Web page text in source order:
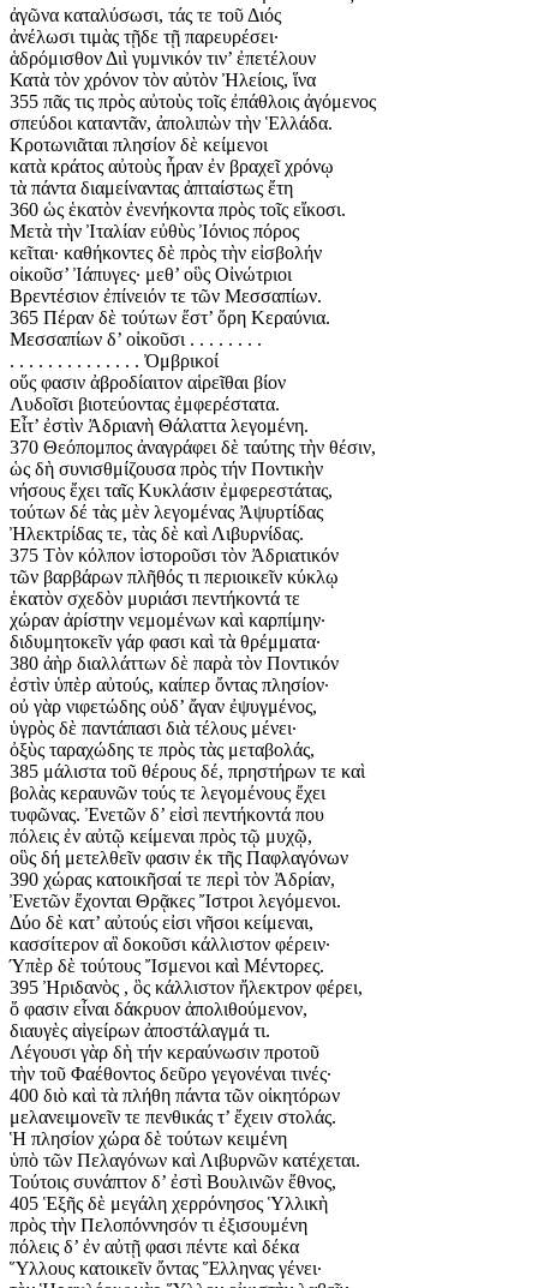
ἀγῶνα καταλύσωσι, τάς τε τοῦ Διός
ἀνέλωσι τιμὰς τῇδε τῇ παρευρέσει·
ἁδρόμισθον Διὶ γυμνικόν τιν’ ἐπετέλουν
Κατὰ τὸν χρόνον τὸν αὐτὸν Ἠλείοις, ἵνα
355 πᾶς τις πρὸς αὐτοὺς τοῖς ἐπάθλοις ἀγόμενος
σπεύδοι καταντᾶν, ἀπολιπὼν τὴν Ἑλλάδα.
Κροτωνιᾶται πλησίον δὲ κείμενοι
κατὰ κράτος αὐτοὺς ἦραν ἐν βραχεῖ χρόνῳ
τὰ πάντα διαμείναντας ἀπταίστως ἔτη
360 ὡς ἑκατὸν ἐνενήκοντα πρὸς τοῖς εἴκοσι.
Μετὰ τὴν Ἰταλίαν εὐθὺς Ἰόνιος πόρος
κεῖται· καθήκοντες δὲ πρὸς τὴν εἰσβολήν
οἰκοῦσ’ Ἰάπυγες· μεθ’ οὓς Οἰνώτριοι
Βρεντέσιον ἐπίνειόν τε τῶν Μεσσαπίων.
365 Πέραν δὲ τούτων ἔστ’ ὄρη Κεραύνια.
Μεσσαπίων δ’ οἰκοῦσι . . . . . . . .
. . . . . . . . . . . . . . Ὀμβρικοί
οὕς φασιν ἀβροδίαιτον αἱρεῖθαι βίον
Λυδοῖσι βιοτεύοντας ἐμφερέστατα.
Εἶτ’ ἐστὶν Ἀδριανὴ Θάλαττα λεγομένη.
370 Θεόπομπος ἀναγράφει δὲ ταύτης τὴν θέσιν,
ὡς δὴ συνισθμίζουσα πρὸς τήν Ποντικὴν
νήσους ἔχει ταῖς Κυκλάσιν ἐμφερεστάτας,
τούτων δέ τὰς μὲν λεγομένας Ἀψυρτίδας
Ἠλεκτρίδας τε, τὰς δὲ καὶ Λιβυρνίδας.
375 Τὸν κόλπον ἱστοροῦσι τὸν Ἀδριατικόν
τῶν βαρβάρων πλῆθός τι περιοικεῖν κύκλῳ
ἑκατὸν σχεδὸν μυριάσι πεντήκοντά τε
χώραν ἀρίστην νεμομένων καὶ καρπίμην·
διδυμητοκεῖν γάρ φασι καὶ τὰ θρέμματα·
380 ἀὴρ διαλλάττων δὲ παρὰ τὸν Ποντικόν
ἐστὶν ὑπὲρ αὐτούς, καίπερ ὄντας πλησίον·
οὐ γὰρ νιφετώδης οὐδ’ ἄγαν ἐψυγμένος,
ὑγρὸς δὲ παντάπασι διὰ τέλους μένει·
ὀξὺς ταραχώδης τε πρὸς τὰς μεταβολάς,
385 μάλιστα τοῦ θέρους δέ, πρηστήρων τε καὶ
βολὰς κεραυνῶν τούς τε λεγομένους ἔχει
τυφῶνας. Ἐνετῶν δ’ εἰσὶ πεντήκοντά που
πόλεις ἐν αὐτῷ κείμεναι πρὸς τῷ μυχῷ,
οὓς δή μετελθεῖν φασιν ἐκ τῆς Παφλαγόνων
390 χώρας κατοικῆσαί τε περὶ τὸν Ἀδρίαν,
Ἐνετῶν ἔχονται Θρᾷκες Ἴστροι λεγόμενοι.
Δύο δὲ κατ’ αὐτούς εἰσι νῆσοι κείμεναι,
κασσίτερον αἳ δοκοῦσι κάλλιστον φέρειν·
Ύπὲρ δὲ τούτους Ἴσμενοι καὶ Μέντορες.
395 Ἠριδανὸς , ὃς κάλλιστον ἤλεκτρον φέρει,
ὅ φασιν εἶναι δάκρυον ἀπολιθούμενον,
διαυγὲς αἰγείρων ἀποστάλαγμά τι.
Λέγουσι γὰρ δὴ τήν κεραύνωσιν προτοῦ
τὴν τοῦ Φαέθοντος δεῦρο γεγονέναι τινές·
400 διὸ καὶ τὰ πλήθη πάντα τῶν οἰκητόρων
μελανειμονεῖν τε πενθικάς τ’ ἔχειν στολάς.
Ἡ πλησίον χώρα δὲ τούτων κειμένη
ὑπὸ τῶν Πελαγόνων καὶ Λιβυρνῶν κατέχεται.
Τούτοις συνάπτον δ’ ἐστὶ Βουλινῶν ἔθνος,
405 Ἑξῆς δὲ μεγάλη χερρόνησος Ὑλλικὴ
πρὸς τὴν Πελοπόννησόν τι ἐξισουμένη
πόλεις δ’ ἐν αὐτῇ φασι πέντε καὶ δέκα
Ὕλλους κατοικεῖν ὄντας Ἕλληνας γένει·